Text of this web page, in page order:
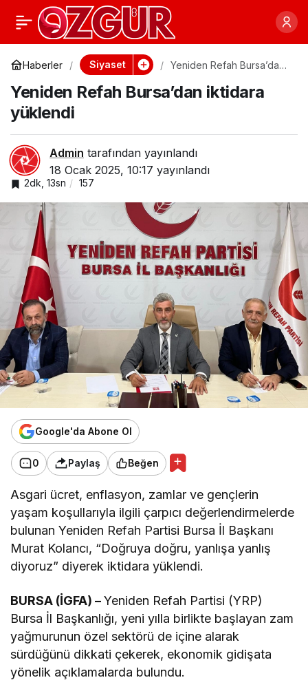
Haberler Siyaset
Yeniden Refah Bursa’dan
Yeniden Refah Bursa’dan iktidara
yüklendi
Admin tarafından yayınlandı
18 Ocak 2025, 10:17 yayınlandı
2dk, 13sn 157
Google'da Abone Ol
0 Paylaş Beğen
Asgari ücret, enflasyon, zamlar ve gençlerin
yaşam koşullarıyla ilgili çarpıcı değerlendirmelerde
bulunan Yeniden Refah Partisi Bursa İl Başkanı
Murat Kolancı, “Doğruya doğru, yanlışa yanlış
diyoruz” diyerek iktidara yüklendi.
BURSA (İGFA) –Yeniden Refah Partisi (YRP)
Bursa İl Başkanlığı, yeni yılla birlikte başlayan zam
yağmurunun özel sektörü de içine alarak
sürdüğünü dikkati çekerek, ekonomik gidişata
yönelik açıklamalarda bulundu.
CHP lideri Özel,
İzmir’de okul ve kent
lokantasını açtı
Paylaş